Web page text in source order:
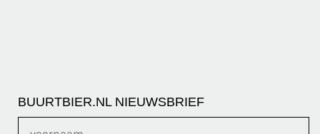
BUURTBIER.NL NIEUWSBRIEF